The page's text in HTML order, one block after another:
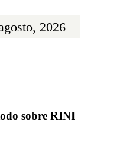
2026
sobre RINI